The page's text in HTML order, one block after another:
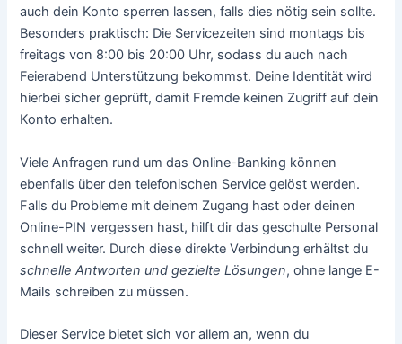
auch dein Konto sperren lassen, falls dies nötig sein sollte.
Besonders praktisch: Die Servicezeiten sind montags bis
freitags von 8:00 bis 20:00 Uhr, sodass du auch nach
Feierabend Unterstützung bekommst. Deine Identität wird
hierbei sicher geprüft, damit Fremde keinen Zugriff auf dein
Konto erhalten.
Viele Anfragen rund um das Online-Banking können
ebenfalls über den telefonischen Service gelöst werden.
Falls du Probleme mit deinem Zugang hast oder deinen
Online-PIN vergessen hast, hilft dir das geschulte Personal
schnell weiter. Durch diese direkte Verbindung erhältst du
schnelle Antworten und gezielte Lösungen, ohne lange E-
Mails schreiben zu müssen.
Dieser Service bietet sich vor allem an, wenn du